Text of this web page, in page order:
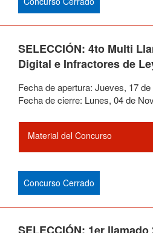
SELECCIÓN: 4to Multi
Digital e Infractores de
Fecha de apertura: Jueves, 17de
Fecha de cierre: Lunes, 04de
Material del Concurso
Concurso Cerrado